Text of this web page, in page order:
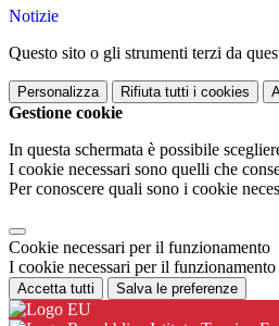
Notizie
Questo sito o gli strumenti terzi da
Personalizza Rifiuta tutti i cookies
Gestione cookie
In questa schermata è possibile
I cookie necessari sono quelli che
Per conoscere quali sono i cookie
Cookie necessari per il funzionamento
I cookie necessari per il
Accetta tutti Salva le preferenze